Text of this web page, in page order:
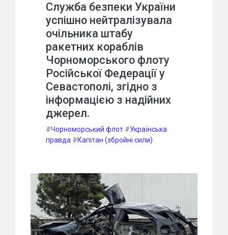
Служба безпеки України
успішно нейтралізувала
очільника штабу
ракетних кораблів
Чорноморського флоту
Російської Федерації у
Севастополі, згідно з
інформацією з надійних
джерел.
#Чорноморський флот #Українська
правда #Капітан (збройні сили)